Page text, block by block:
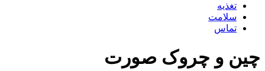
تغذیه
سلامت
تماس
چین و چروک صورت